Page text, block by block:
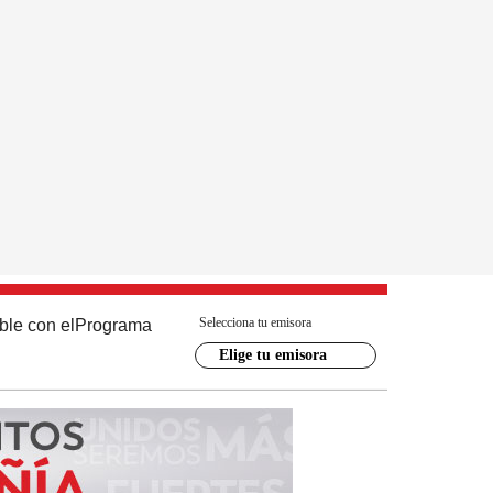
con el Programa Selecciona tu emisora
Elige tu emisora